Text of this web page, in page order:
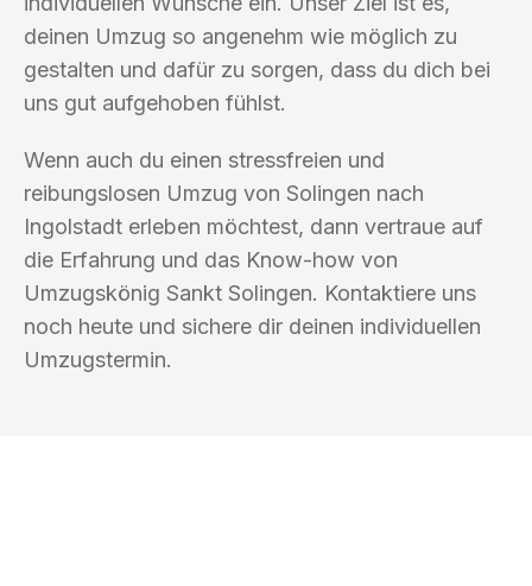
deinen Umzug so angenehm wie möglich zu
gestalten und dafür zu sorgen, dass du dich bei
uns gut aufgehoben fühlst.
Wenn auch du einen stressfreien und
reibungslosen Umzug von Solingen nach
Ingolstadt erleben möchtest, dann vertraue auf
die Erfahrung und das Know-how von
Umzugskönig Sankt Solingen. Kontaktiere uns
noch heute und sichere dir deinen individuellen
Umzugstermin.